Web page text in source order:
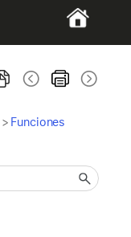
> Funciones